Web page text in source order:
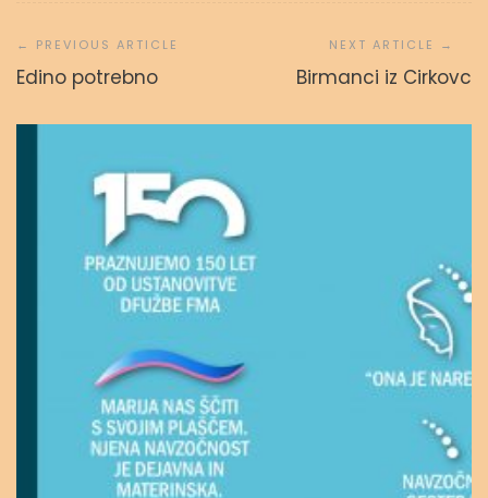
prispevka
Edino potrebno Birmanci iz Cirkovc